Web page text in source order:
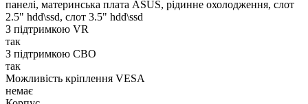
панелі, материнська плата ASUS, рідинне охолодження, слот
2.5" hdd\ssd, слот 3.5" hdd\ssd
З підтримкою VR
так
З підтримкою СВО
так
Можливість кріплення VESA
немає